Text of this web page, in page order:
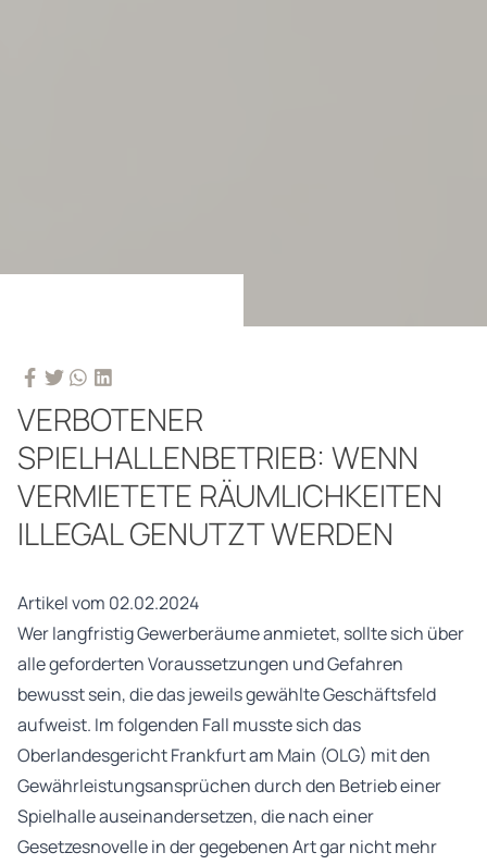
VERBOTENER
SPIELHALLENBETRIEB: WENN
VERMIETETE RÄUMLICHKEITEN
ILLEGAL GENUTZT WERDEN
Artikel vom 02.02.2024
Wer langfristig Gewerberäume anmietet, sollte sich über
alle geforderten Voraussetzungen und Gefahren
bewusst sein, die das jeweils gewählte Geschäftsfeld
aufweist. Im folgenden Fall musste sich das
Oberlandesgericht Frankfurt am Main (OLG) mit den
Gewährleistungsansprüchen durch den Betrieb einer
Spielhalle auseinandersetzen, die nach einer
Gesetzesnovelle in der gegebenen Art gar nicht mehr